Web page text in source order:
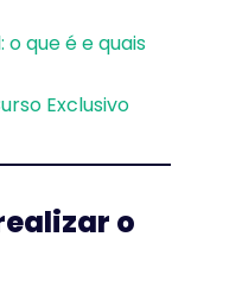
que é e quais
Exclusivo
o